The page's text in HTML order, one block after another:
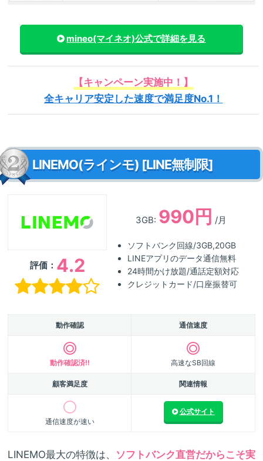
mineo(マイネオ)公式で詳細を見る
【キャンペーン実施中！】
全キャリア安定した速度で満足度No.1！
LINEMO(ラインモ) [LINE無制限]
評価： 4.2
3GB: 990円 /月
ソフトバンク回線/3GB,20GB
LINEアプリのデータ通信無料
24時間かけ放題/通話定額対応
クレジットカード/口座振替可
動作確認 通信速度
動作確認済!! 高速なSB回線
顧客満足度 関連情報
通信速度が速い
公式サイト
LINEMO最大の特徴は、 ソフトバンク直営だからこそ実